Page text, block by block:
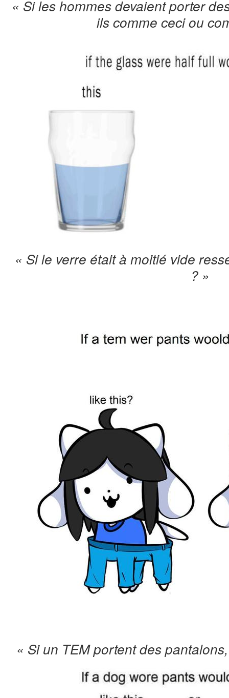
« Si les hommes devaient porter
ils comme ceci ou
« Si le verre était à moitié vide
? »
« Si un TEM portent des